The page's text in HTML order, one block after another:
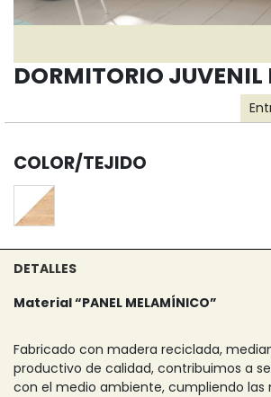
DORMITORIO JUVENIL
COLOR/TEJIDO
DETALLES
Material “PANEL MELAMÍNICO”
Fabricado con madera reciclada,
productivo de calidad, contribuimos a
con el medio ambiente, cumpliendo las